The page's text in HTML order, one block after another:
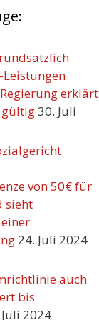
erklärt
gültig30. Juli
von 50€ für
sieht
24. Juli 2024
auch
bis
2024